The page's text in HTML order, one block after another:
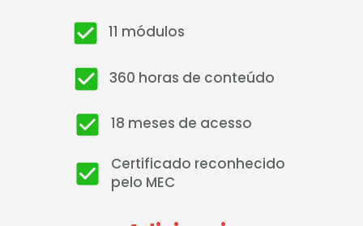
11 módulos
360 horas de conteúdo
18 meses de acesso
Certificado reconhecido
pelo MEC